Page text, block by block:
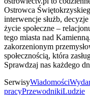
Ostrowca
interwencje służb,
życie społeczne –
tego miasta nad
zakorzenionym
społecznością, która
Sprawdzaj nas każdego
SerwisyWiadomości
pracyPrzewodnikiLudzie